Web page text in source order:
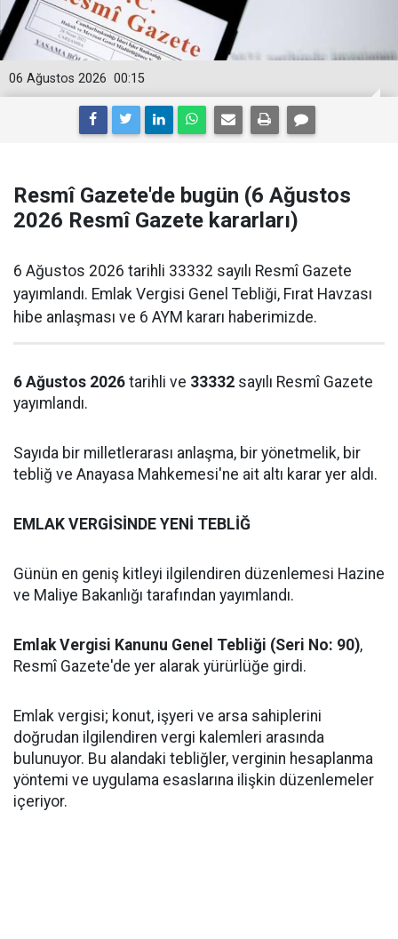
00:15
06 Ağustos 2026
Resmî Gazete'de bugün (6 Ağustos
2026 Resmî Gazete kararları)
6 Ağustos 2026 tarihli 33332 sayılı Resmî Gazete
yayımlandı. Emlak Vergisi Genel Tebliği, Fırat Havzası
hibe anlaşması ve 6 AYM kararı haberimizde.
6 Ağustos 2026 tarihli ve 33332 sayılı Resmî Gazete
yayımlandı.
Sayıda bir milletlerarası anlaşma, bir yönetmelik, bir
tebliğ ve Anayasa Mahkemesi'ne ait altı karar yer aldı.
EMLAK VERGİSİNDE YENİ TEBLİĞ
Günün en geniş kitleyi ilgilendiren düzenlemesi Hazine
ve Maliye Bakanlığı tarafından yayımlandı.
Emlak Vergisi Kanunu Genel Tebliği (Seri No: 90),
Resmî Gazete'de yer alarak yürürlüğe girdi.
Emlak vergisi; konut, işyeri ve arsa sahiplerini
doğrudan ilgilendiren vergi kalemleri arasında
bulunuyor. Bu alandaki tebliğler, verginin hesaplanma
yöntemi ve uygulama esaslarına ilişkin düzenlemeler
içeriyor.